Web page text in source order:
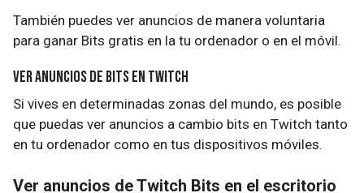
También puedes ver anuncios de manera voluntaria
para ganar Bits gratis en la tu ordenador o en el móvil.
Ver anuncios de Bits en Twitch
Si vives en determinadas zonas del mundo, es posible
que puedas ver anuncios a cambio bits en Twitch tanto
en tu ordenador como en tus dispositivos móviles.
Ver anuncios de Twitch Bits en el escritorio